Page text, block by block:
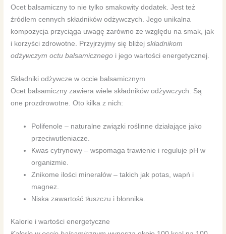
Ocet balsamiczny to nie tylko smakowity dodatek. Jest też
źródłem cennych składników odżywczych. Jego unikalna
kompozycja przyciąga uwagę zarówno ze względu na smak, jak
i korzyści zdrowotne. Przyjrzyjmy się bliżejskładnikom
odżywczym octu balsamicznego i jego wartości energetycznej.
Składniki odżywcze w occie balsamicznym
Ocet balsamiczny zawiera wiele składników odżywczych. Są
one prozdrowotne. Oto kilka z nich:
Polifenole – naturalne związki roślinne działające jako
przeciwutleniacze.
Kwas cytrynowy – wspomaga trawienie i reguluje pH w
organizmie.
Znikome ilości minerałów – takich jak potas, wapń i
magnez.
Niska zawartość tłuszczu i błonnika.
Kalorie i wartości energetyczne